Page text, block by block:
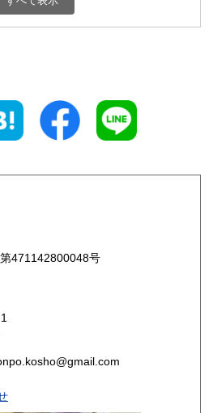
円 三重県
円 島根県
円
円 愛媛県
円
471142800048号